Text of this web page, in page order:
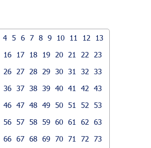
4 5 6 7 8 9 10 11 12
13
16 17 18 19 20 21 22
23
26 27 28 29 30 31 32
33
36 37 38 39 40 41 42
43
46 47 48 49 50 51 52
53
56 57 58 59 60 61 62
63
66 67 68 69 70 71 72
73